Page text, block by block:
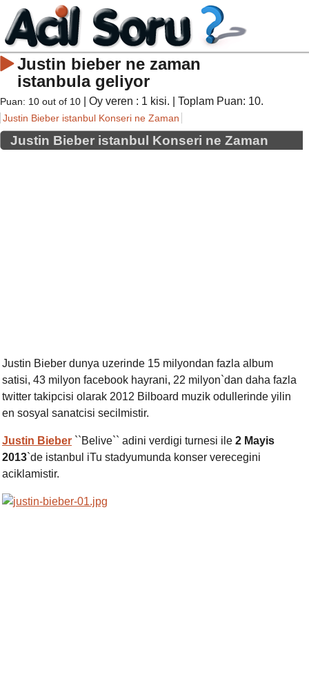
Justin bieber ne zaman
istanbula geliyor
Puan: 10 out of 10 | Oy veren : 1 kisi. | Toplam Puan: 10.
Justin Bieber istanbul Konseri ne Zaman
Justin Bieber istanbul Konseri ne Zaman
Justin Bieber dunya uzerinde 15 milyondan fazla album
satisi, 43 milyon facebook hayrani, 22 milyon`dan daha fazla
twitter takipcisi olarak 2012 Bilboard muzik odullerinde yilin
en sosyal sanatcisi secilmistir.
Justin Bieber ``Belive`` adini verdigi turnesi ile 2 Mayis
2013`de istanbul iTu stadyumunda konser verecegini
aciklamistir.